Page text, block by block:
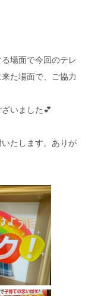
場面で今回のテレ
た場面で、ご協力
いました💕
たします。ありが